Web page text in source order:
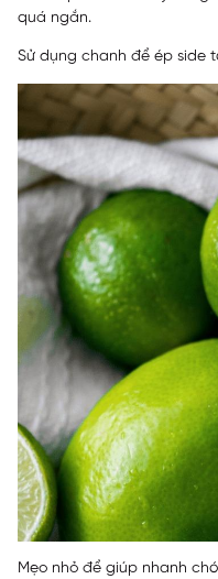
quá ngắn.
Sử dụng chanh để ép side
Mẹo nhỏ để giúp nhanh